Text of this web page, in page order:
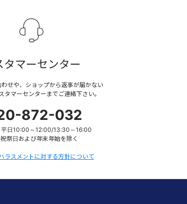
タマーセンター
せや、ショップから返事が届かない
タマーセンターまでご連絡下さい。
872-032
平日10:00～12:00/13:30～16:00
祭日および年末年始を除く
ラスメントに対する方針について